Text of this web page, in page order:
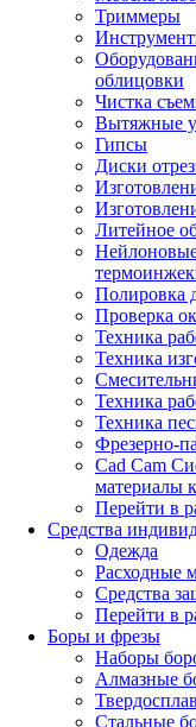
Триммеры
облицовки
Чистка
Вытяжные
Гипсы
Диски
Литейное
Полировка
Проверка
Техника
Техника
Техника
Техника
Фрезерно-
Cad Cam
материалы
Перейти в
Средства
Одежда
Расходные
Средства
Перейти в
Боры и фрезы
Наборы
Алмазные
Стальные